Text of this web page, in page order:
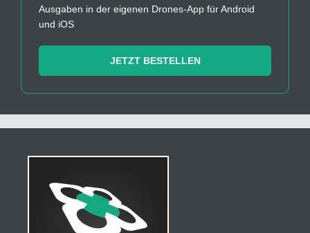
Ausgaben in der eigenen Drones-App für Android
und iOS
JETZT BESTELLEN